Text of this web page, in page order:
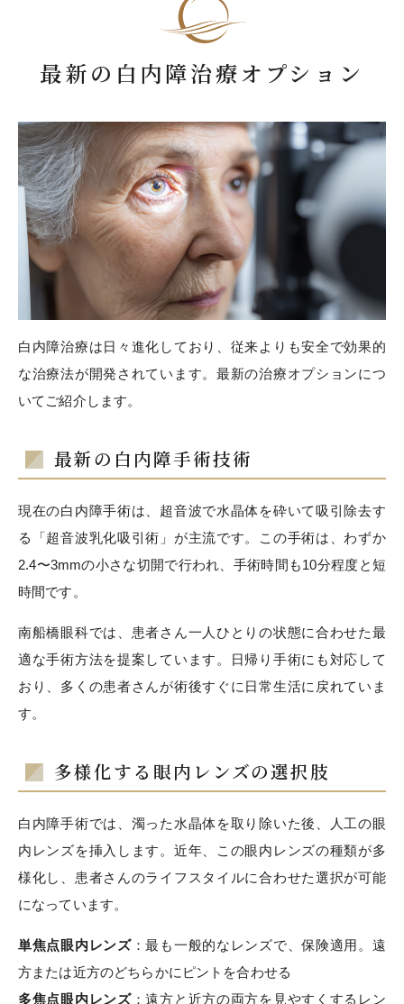
最新の白内障治療オプション
白内障治療は日々進化しており、従来よりも安全で効果的
な治療法が開発されています。最新の治療オプションにつ
いてご紹介します。
最新の白内障手術技術
現在の白内障手術は、超音波で水晶体を砕いて吸引除去す
る「超音波乳化吸引術」が主流です。この手術は、わずか
2.4〜3mmの小さな切開で行われ、手術時間も10分程度と短
時間です。
南船橋眼科では、患者さん一人ひとりの状態に合わせた最
適な手術方法を提案しています。日帰り手術にも対応して
おり、多くの患者さんが術後すぐに日常生活に戻れていま
す。
多様化する眼内レンズの選択肢
白内障手術では、濁った水晶体を取り除いた後、人工の眼
内レンズを挿入します。近年、この眼内レンズの種類が多
様化し、患者さんのライフスタイルに合わせた選択が可能
になっています。
単焦点眼内レンズ：最も一般的なレンズで、保険適用。遠
方または近方のどちらかにピントを合わせる
多焦点眼内レンズ：遠方と近方の両方を見やすくするレン